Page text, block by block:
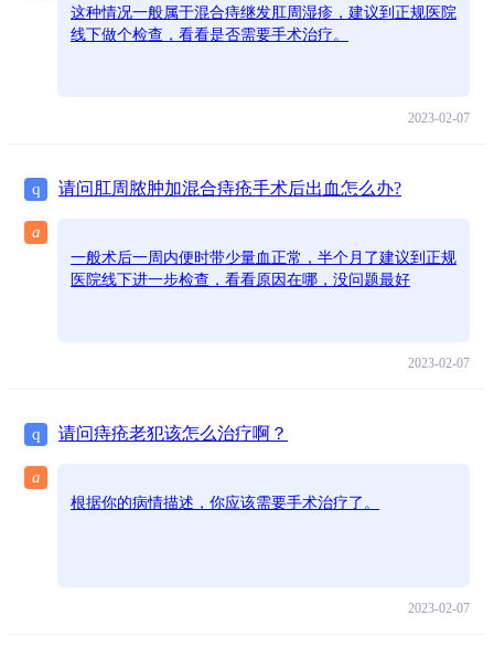
这种情况一般属于混合痔继发肛周湿疹，建议到正规医院
线下做个检查，看看是否需要手术治疗。
2023-02-07
q 请问肛周脓肿加混合痔疮手术后出血怎么办?
a
一般术后一周内便时带少量血正常，半个月了建议到正规
医院线下进一步检查，看看原因在哪，没问题最好
2023-02-07
q 请问痔疮老犯该怎么治疗啊？
a
根据你的病情描述，你应该需要手术治疗了。
2023-02-07